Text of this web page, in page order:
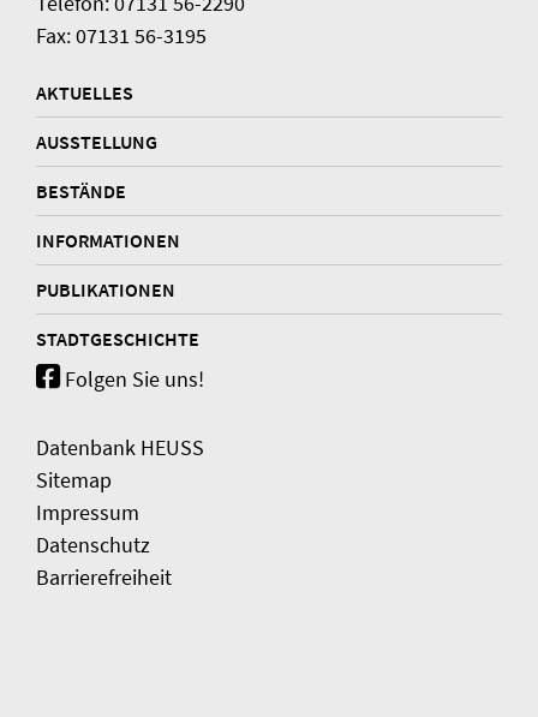
Fax: 07131 56-3195
AKTUELLES
AUSSTELLUNG
BESTÄNDE
INFORMATIONEN
PUBLIKATIONEN
STADTGESCHICHTE
Folgen Sie uns!
Datenbank HEUSS
Sitemap
Impressum
Datenschutz
Barrierefreiheit